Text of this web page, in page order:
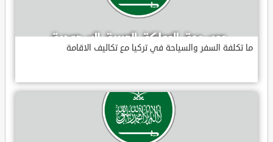
ما تكلفة السفر والسياحة في تركيا مع تكاليف الاقامة